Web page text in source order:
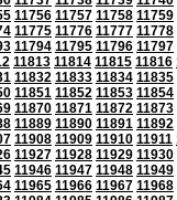
11756 11757 11758 11759
11775 11776 11777 11778
11794 11795 11796 11797
11813 11814 11815 11816
11832 11833 11834 11835
11851 11852 11853 11854
11870 11871 11872 11873
11889 11890 11891 11892
11908 11909 11910 11911
11927 11928 11929 11930
11946 11947 11948 11949
11965 11966 11967 11968